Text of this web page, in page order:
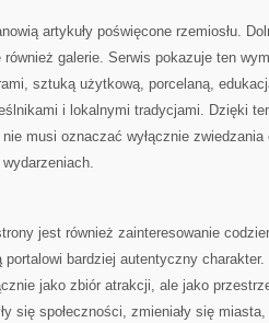
artykuły poświęcone rzemiosłu.
galerie. Serwis pokazuje ten
sztuką użytkową, porcelaną,
i lokalnymi tradycjami. Dzięki
musi oznaczać wyłącznie
jest również zainteresowanie
portalowi bardziej autentyczny
jako zbiór atrakcji, ale jako
się społeczności, zmieniały się miasta,